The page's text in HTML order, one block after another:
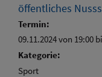
öffentliches
Termin:
09.11.2024 von 19:00
Kategorie:
Sport